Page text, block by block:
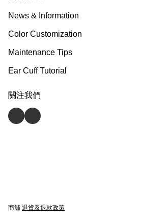
News & Information
Color Customization
Maintenance Tips
Ear Cuff Tutorial
關注我們
商舖 退貨及退款政策